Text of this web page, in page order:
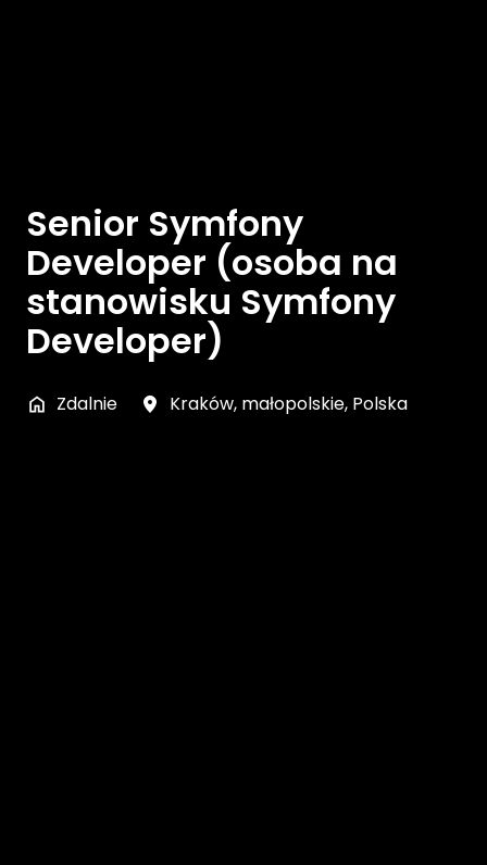
Senior Symfony
Developer (osoba na
stanowisku Symfony
Developer)
Zdalnie Kraków, małopolskie, Polska